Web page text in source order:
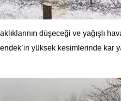
düşeceği ve yağışlı
yüksek kesimlerinde kar